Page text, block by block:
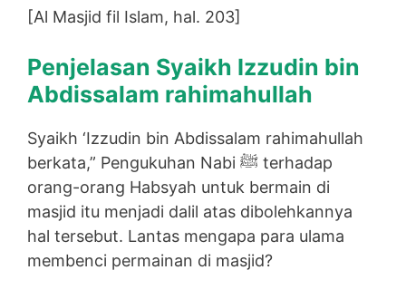
[Al Masjid fil Islam, hal. 203]
Penjelasan Syaikh Izzudin bin
Abdissalam rahimahullah
Syaikh ‘Izzudin bin Abdissalam rahimahullah
berkata,” Pengukuhan Nabi ﷺ terhadap
orang-orang Habsyah untuk bermain di
masjid itu menjadi dalil atas dibolehkannya
hal tersebut. Lantas mengapa para ulama
membenci permainan di masjid?